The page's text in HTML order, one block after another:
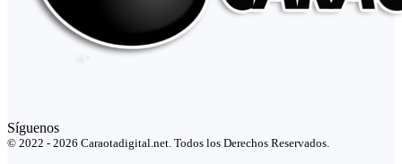
Síguenos
© 2022 - 2026 Caraotadigital.net. Todos los Derechos Reservados.